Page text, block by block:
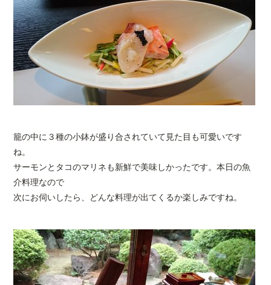
籠の中に３種の小鉢が盛り合されていて見た目も可愛いです
ね。
サーモンとタコのマリネも新鮮で美味しかったです。本日の魚
介料理なので
次にお伺いしたら、どんな料理が出てくるか楽しみですね。